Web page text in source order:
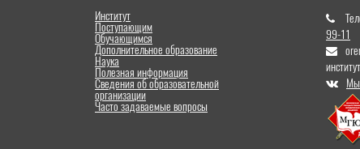
Институт
Поступающим
Обучающимся
Дополнительное образование
Наука
Полезная информация
Сведения об образовательной
организации
Часто задаваемые вопросы
99-11
Мы